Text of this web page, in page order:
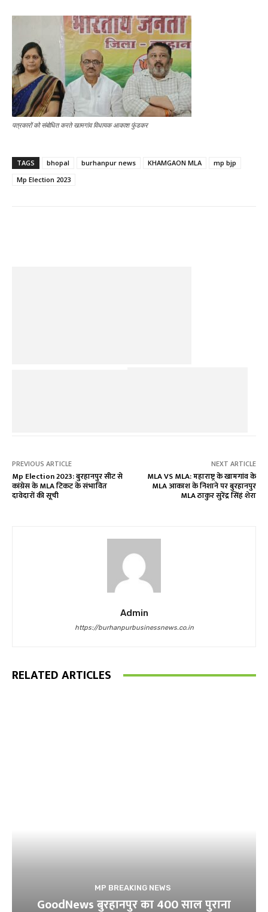
पत्रकारों को संबोधित करते खामगांव विधायक आकाश फुंडकर
TAGS bhopal burhanpur news KHAMGAON MLA
mp bjp
Mp Election 2023
PREVIOUS ARTICLE
Mp Election 2023: बुरहानपुर सीट से
कांग्रेस के MLA टिकट के संभावित
दावेदारों की सूची
NEXT ARTICLE
MLA VS MLA: महाराष्ट्र के खामगांव के
MLA आकाश के निशाने पर बुरहानपुर
MLA ठाकुर सुरेंद्र सिंहं शेरा
Admin
https://burhanpurbusinessnews.co.in
RELATED ARTICLES
MP BREAKING NEWS
GoodNews बुरहानपुर का 400 साल पुराना